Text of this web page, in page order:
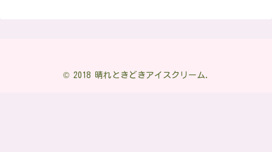
© 2018 晴れときどきアイスクリーム.